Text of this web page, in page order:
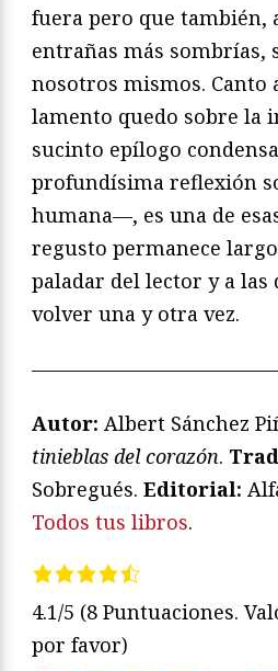
fuera pero que también,
entrañas más sombrías,
nosotros mismos. Canto
lamento quedo sobre la
sucinto epílogo
profundísima reflexión
humana—, es una de
regusto permanece
paladar del lector y a
volver una y otra vez.
Autor: Albert Sánchez
tinieblas del corazón.
Sobregués. Editorial:
Todos tus libros.
4.1/5 (8 Puntuaciones.
por favor)